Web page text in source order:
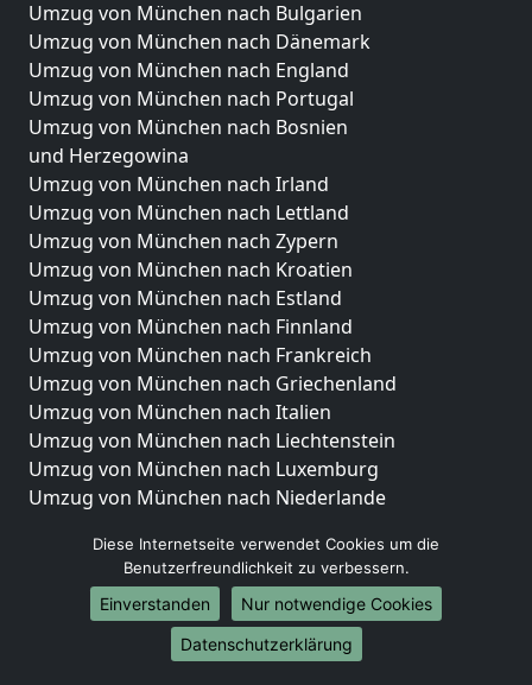
Umzug von München nach Bulgarien
Umzug von München nach Dänemark
Umzug von München nach England
Umzug von München nach Portugal
Umzug von München nach Bosnien
und Herzegowina
Umzug von München nach Irland
Umzug von München nach Lettland
Umzug von München nach Zypern
Umzug von München nach Kroatien
Umzug von München nach Estland
Umzug von München nach Finnland
Umzug von München nach Frankreich
Umzug von München nach Griechenland
Umzug von München nach Italien
Umzug von München nach Liechtenstein
Umzug von München nach Luxemburg
Umzug von München nach Niederlande
Umzüge-Deutschlandweit
Umzug von München nach Berlin
Umzug von München nach Hamburg
Umzug von München nach München
Diese Internetseite verwendet Cookies um die
Benutzerfreundlichkeit zu verbessern.
Einverstanden
Nur notwendige Cookies
Datenschutzerklärung